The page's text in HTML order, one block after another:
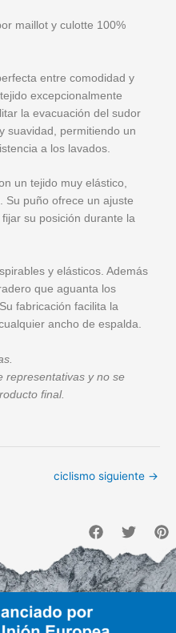
maillot y culotte 100%
entre comodidad y
excepcionalmente
la evacuación del sudor
suavidad, permitiendo un
a los lavados.
un tejido muy elástico,
Su puño ofrece un ajuste
su posición durante la
y elásticos. Además
que aguanta los
fabricación facilita la
ancho de espalda.
representativas y no se
final.
ciclismo siguiente →
F
a
c
e
b
o
k
T
w
i
t
t
e
P
i
n
t
e
r